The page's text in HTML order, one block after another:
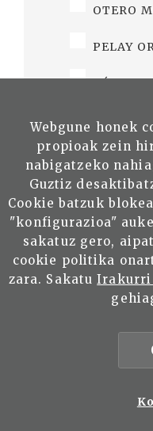
OTERO
PELAY
PÉREZ
PÉREZ
PRIETO
RÍOS
SAN
Webgune honek
propioak zein
nabigatzeko
Guztiz
Cookie batzuk
"konfigurazioa"
sakatuz gero,
cookie politika
zara. SakatuIrakurri